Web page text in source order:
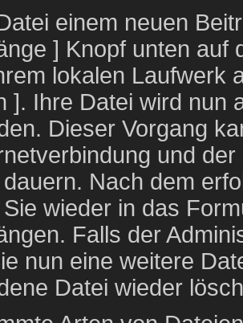
einem neuen
] Knopf unten auf
lokalen Laufwerk
]. Ihre Datei wird nun
Dieser Vorgang
und
Nach dem
wieder in das
Falls der
nun eine weitere
Datei wieder